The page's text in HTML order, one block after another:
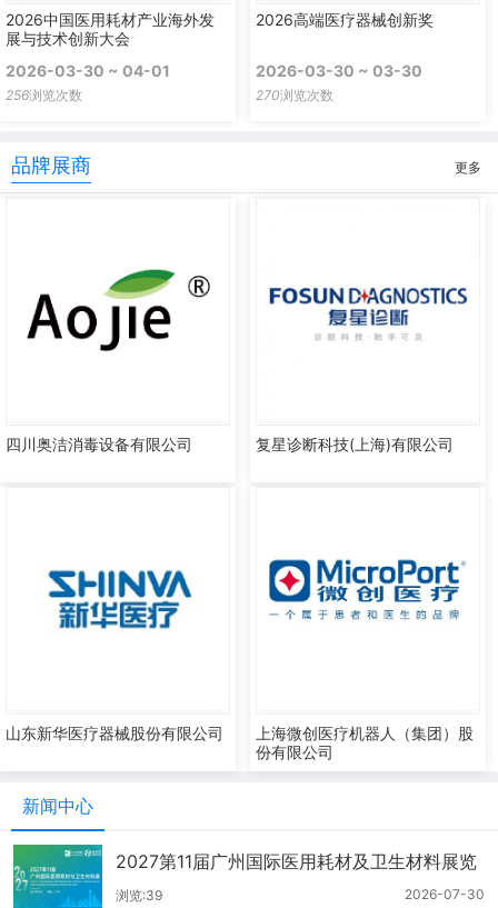
2026中国医用耗材产业海外发
展与技术创新大会
2026-03-30 ~ 04-01
256浏览次数
2026高端医疗器械创新奖
2026-03-30 ~ 03-30
270浏览次数
品牌展商 更多
四川奥洁消毒设备有限公司 复星诊断科技(上海)有限公司
山东新华医疗器械股份有限公司
上海微创医疗机器人（集团）股
份有限公司
新闻中心
2027第11届广州国际医用耗材及卫生材料展览
会（2026.7.21-7.27周报）
2026-07-30
浏览:39